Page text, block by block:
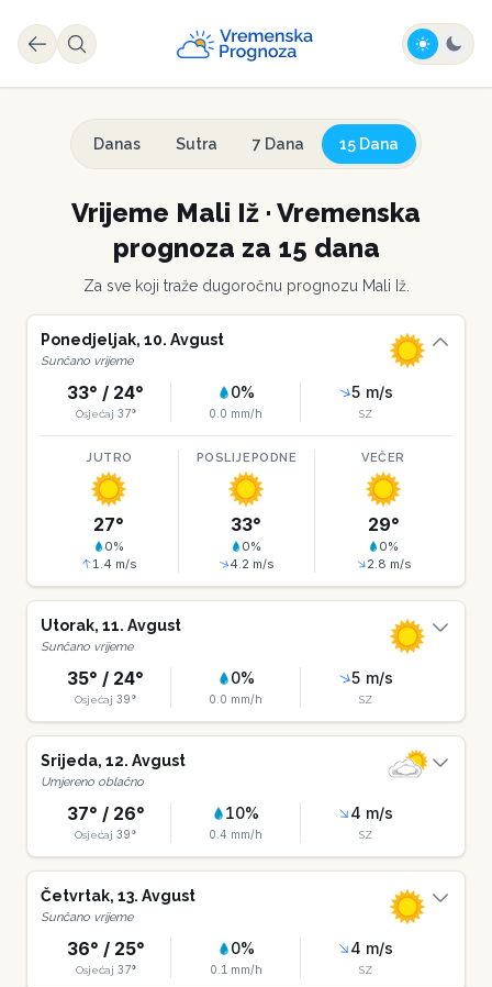
Danas Sutra 7 Dana 15 Dana
Vrijeme Mali Iž · Vremenska
prognoza za 15 dana
Za sve koji traže dugoročnu prognozu Mali Iž.
Ponedjeljak, 10. Avgust
Sunčano vrijeme
33° / 24°
Osjećaj 37°
0%
0.0 mm/h
5 m/s
SZ
JUTRO
27°
0%
1.4 m/s
POSLIJEPODNE
33°
0%
4.2 m/s
VEČER
29°
0%
2.8 m/s
Utorak, 11. Avgust
Sunčano vrijeme
35° / 24°
Osjećaj 39°
0%
0.0 mm/h
5 m/s
SZ
Srijeda, 12. Avgust
Umjereno oblačno
37° / 26°
Osjećaj 39°
10%
0.4 mm/h
4 m/s
SZ
Četvrtak, 13. Avgust
Sunčano vrijeme
36° / 25°
Osjećaj 37°
0%
0.1 mm/h
4 m/s
SZ